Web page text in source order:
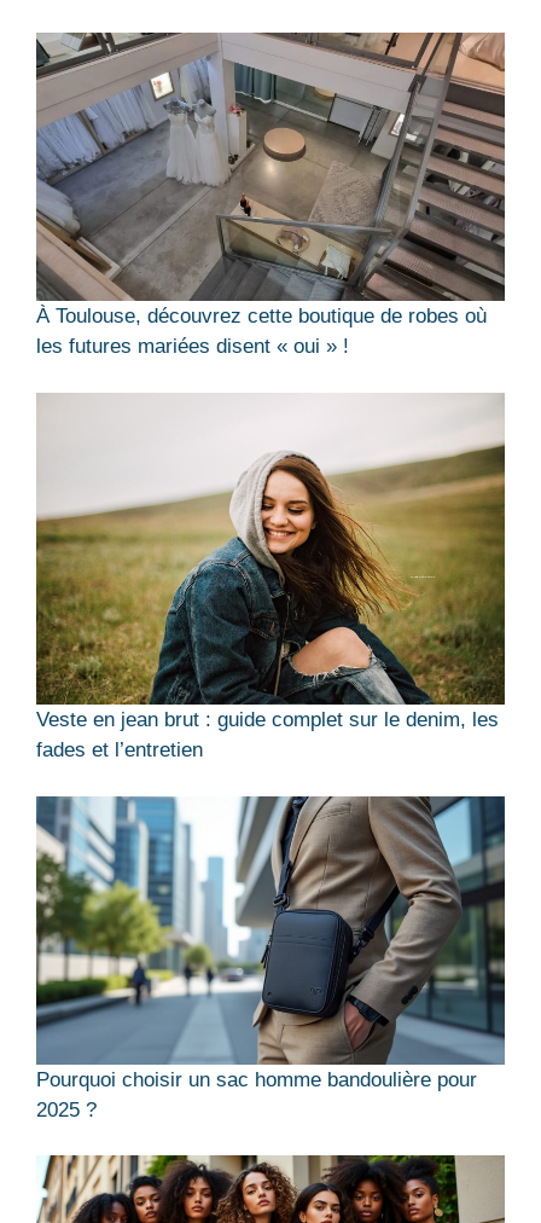
À Toulouse, découvrez cette boutique de robes où
les futures mariées disent « oui » !
Veste en jean brut : guide complet sur le denim, les
fades et l’entretien
Pourquoi choisir un sac homme bandoulière pour
2025 ?